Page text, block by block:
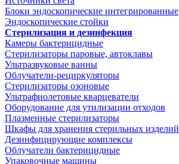
Блоки эндоскопические интегрированные
Эндоскопические стойки
Стерилизация и дезинфекция
Камеры бактерицидные
Стерилизаторы паровые, автоклавы
Ультразвуковые ванны
Облучатели-рециркуляторы
Стерилизаторы озоновые
Ультрафиолетовые кварцеватели
Оборудование для утилизации отходов
Плазменные стерилизаторы
Шкафы для хранения стерильных изделий
Дезинфицирующие комплексы
Облучатели бактерицидные
Упаковочные машины